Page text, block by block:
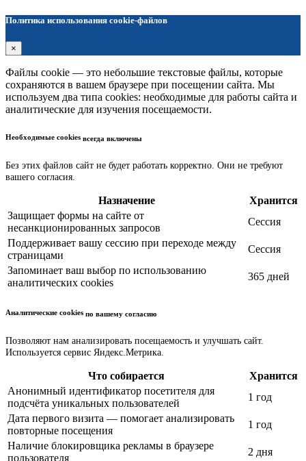
Политика использования cookie-файлов
×
Файлы cookie — это небольшие текстовые файлы, которые
сохраняются в вашем браузере при посещении сайта. Мы
используем два типа cookies: необходимые для работы сайта и
аналитические для изучения посещаемости.
Необходимые cookies всегда включены
Без этих файлов сайт не будет работать корректно. Они не требуют
вашего согласия.
Назначение
Хранится
Защищает формы на сайте от
несанкционированных запросов
Сессия
Поддерживает вашу сессию при переходе между
страницами
Сессия
Запоминает ваш выбор по использованию
аналитических cookies
365 дней
Аналитические cookies по вашему согласию
Позволяют нам анализировать посещаемость и улучшать сайт.
Используется сервис Яндекс.Метрика.
Что собирается
Хранится
Анонимный идентификатор посетителя для
подсчёта уникальных пользователей
1 год
Дата первого визита — помогает анализировать
повторные посещения
1 год
Наличие блокировщика рекламы в браузере
пользователя
2 дня